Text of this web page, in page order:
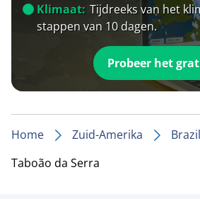
Klimaat: Tijdreeks van het
stappen van 10 dagen.
Probeer het
Home Zuid-Amerika
Taboão da Serra